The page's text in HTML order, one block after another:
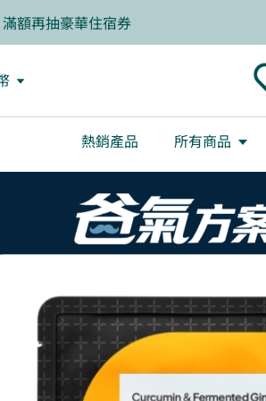
額再抽豪華住宿券
品任2件88折
熱銷產品 所有商品